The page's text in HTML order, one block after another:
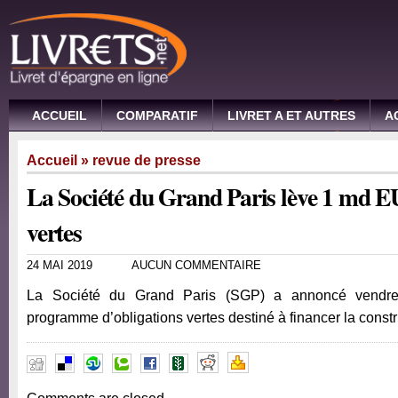
ACCUEIL COMPARATIF LIVRET A ET AUTRES
Accueil » revue de presse
La Société du Grand Paris lève 1 md
vertes
24 MAI 2019 AUCUN COMMENTAIRE
La Société du Grand Paris (SGP) a annoncé
programme d’obligations vertes destiné à financer la